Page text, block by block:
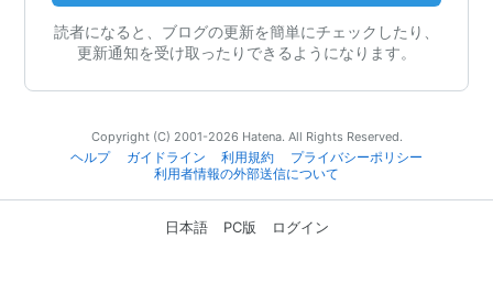
読者になると、ブログの更新を簡単にチェックしたり、
更新通知を受け取ったりできるようになります。
Copyright (C) 2001-2026 Hatena. All Rights Reserved.
ヘルプ
ガイドライン 利用規約
プライバシーポリシー
利用者情報の外部送信について
日本語 PC版 ログイン